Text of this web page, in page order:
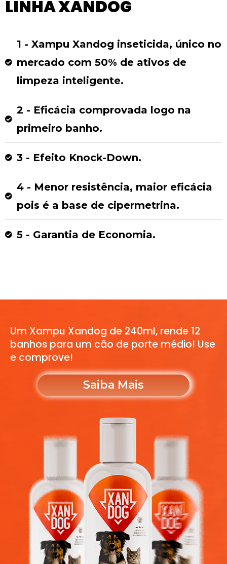
LINHA XANDOG
1 - Xampu Xandog inseticida, único no
mercado com 50% de ativos de
limpeza inteligente.
2 - Eficácia comprovada logo na
primeiro banho.
3 - Efeito Knock-Down.
4 - Menor resistência, maior eficácia
pois é a base de cipermetrina.
5 - Garantia de Economia.
Um Xampu Xandog de 240ml, rende 12
banhos para um cão de porte médio! Use
e comprove!
Saiba Mais